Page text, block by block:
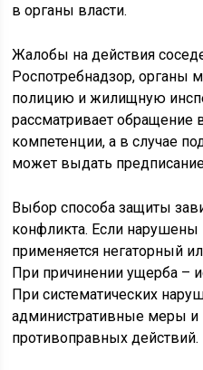
в органы власти.
Жалобы на действия
Роспотребнадзор, органы
полицию и жилищную
рассматривает обращение
компетенции, а в случае
может выдать
Выбор способа защиты
конфликта. Если нарушены
применяется негаторный
При причинении ущерба –
При систематических
административные меры и
противоправных действий.